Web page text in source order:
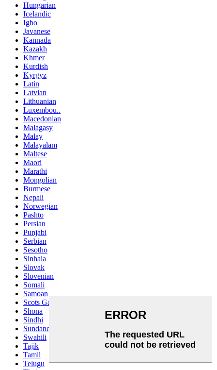
Hungarian
Icelandic
Igbo
Javanese
Kannada
Kazakh
Khmer
Kurdish
Kyrgyz
Latin
Latvian
Lithuanian
Luxembou..
Macedonian
Malagasy
Malay
Malayalam
Maltese
Maori
Marathi
Mongolian
Burmese
Nepali
Norwegian
Pashto
Persian
Punjabi
Serbian
Sesotho
Sinhala
Slovak
Slovenian
Somali
Samoan
Scots Gaelic
Shona
Sindhi
Sundanese
Swahili
Tajik
Tamil
Telugu